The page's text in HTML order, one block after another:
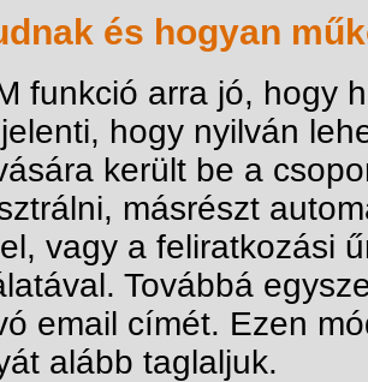
és hogyan
funkció arra jó, hogy
hogy nyilván
került be a
másrészt
vagy a feliratkozási
Továbbá
email címét. Ezen
alább taglaljuk.